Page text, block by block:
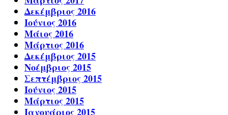
Δεκέμβριος 2016
Ιούνιος 2016
Μάιος 2016
Μάρτιος 2016
Δεκέμβριος 2015
Νοέμβριος 2015
Σεπτέμβριος 2015
Ιούνιος 2015
Μάρτιος 2015
Ιανουάριος 2015